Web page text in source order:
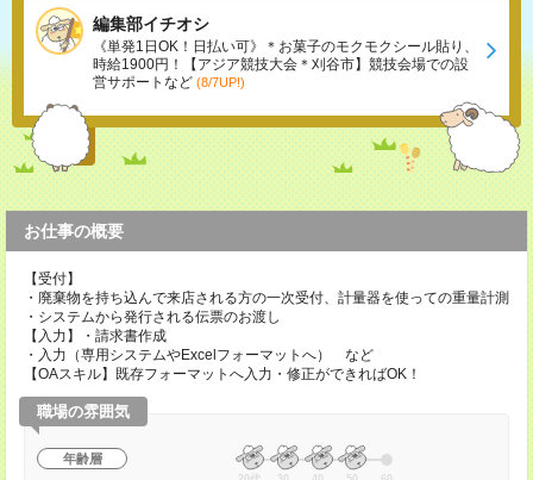
編集部イチオシ
《単発1日OK！日払い可》＊お菓子のモクモクシール貼り、
時給1900円！【アジア競技大会＊刈谷市】競技会場での設
営サポートなど (8/7UP!)
お仕事の概要
【受付】
・廃棄物を持ち込んで来店される方の一次受付、計量器を使っての重量計測
・システムから発行される伝票のお渡し
【入力】・請求書作成
・入力（専用システムやExcelフォーマットへ） など
【OAスキル】既存フォーマットへ入力・修正ができればOK！
職場の雰囲気
年齢層